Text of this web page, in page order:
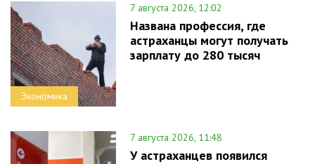
Экономика
7 августа 2026, 12:02
Названа профессия, где
астраханцы могут получать
зарплату до 280 тысяч
7 августа 2026, 11:48
У астраханцев появился